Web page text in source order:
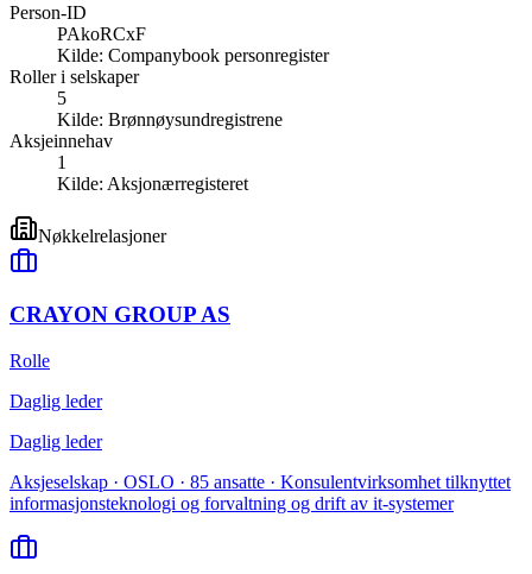
Person-ID
PAkoRCxF
Kilde: Companybook personregister
Roller i selskaper
5
Kilde: Brønnøysundregistrene
Aksjeinnehav
1
Kilde: Aksjonærregisteret
Nøkkelrelasjoner
CRAYON GROUP AS
Rolle
Daglig leder
Daglig leder
Aksjeselskap · OSLO · 85 ansatte · Konsulentvirksomhet tilknyttet
informasjonsteknologi og forvaltning og drift av it-systemer